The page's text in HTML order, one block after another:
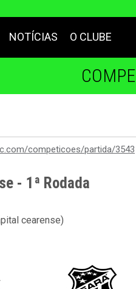
NOTÍCIAS O CLUBE
competicoes/partida/3543
- 1ª Rodada
cearense)